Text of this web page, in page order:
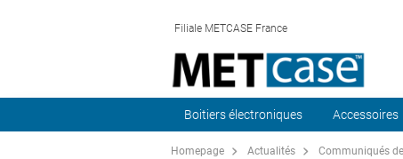
Filiale METCASE France
Boitiers électroniques Accessoires
Homepage Actualités Communiqués